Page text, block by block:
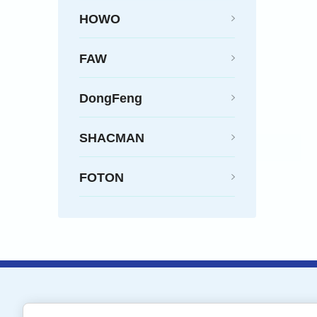
HOWO
FAW
DongFeng
SHACMAN
FOTON